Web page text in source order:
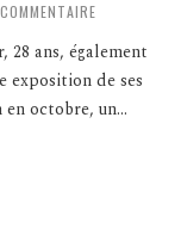
ans, également
exposition de ses
octobre, un...